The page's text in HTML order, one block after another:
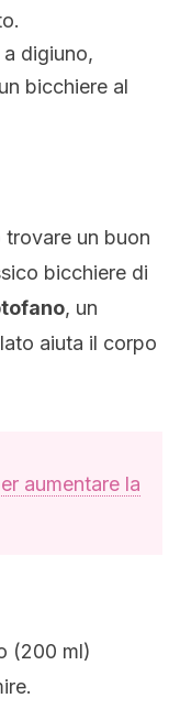
digiuno,
bicchiere al
un buon
bicchiere di
, un
aiuta il corpo
aumentare la
(200 ml)